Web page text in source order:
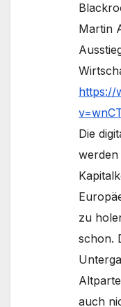
Martin
https://
Die
zu
schon.
auch